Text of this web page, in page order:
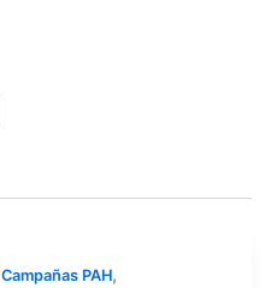
Campañas PAH,